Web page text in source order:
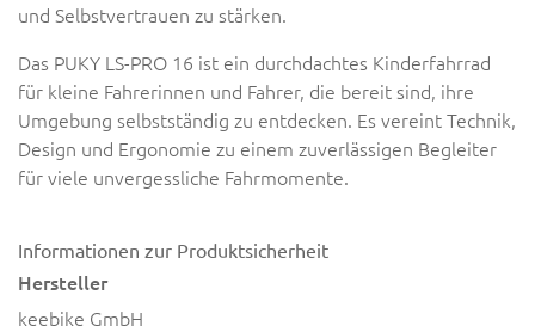
und Selbstvertrauen zu stärken.
Das PUKY LS-PRO 16 ist ein durchdachtes Kinderfahrrad
für kleine Fahrerinnen und Fahrer, die bereit sind, ihre
Umgebung selbstständig zu entdecken. Es vereint Technik,
Design und Ergonomie zu einem zuverlässigen Begleiter
für viele unvergessliche Fahrmomente.
Informationen zur Produktsicherheit
Hersteller
keebike GmbH